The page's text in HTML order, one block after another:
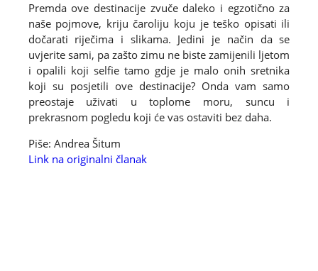
Premda ove destinacije zvuče daleko i egzotično za
naše pojmove, kriju čaroliju koju je teško opisati ili
dočarati riječima i slikama. Jedini je način da se
uvjerite sami, pa zašto zimu ne biste zamijenili ljetom
i opalili koji selfie tamo gdje je malo onih sretnika
koji su posjetili ove destinacije? Onda vam samo
preostaje uživati u toplome moru, suncu i
prekrasnom pogledu koji će vas ostaviti bez daha.
Piše: Andrea Šitum
Link na originalni članak